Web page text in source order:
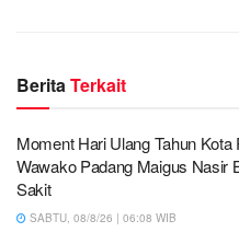
BeritaTerkait
Moment Hari Ulang Tahun Kota
Wawako Padang Maigus Nasir
Sakit
SABTU, 08/8/26 | 06:08 WIB